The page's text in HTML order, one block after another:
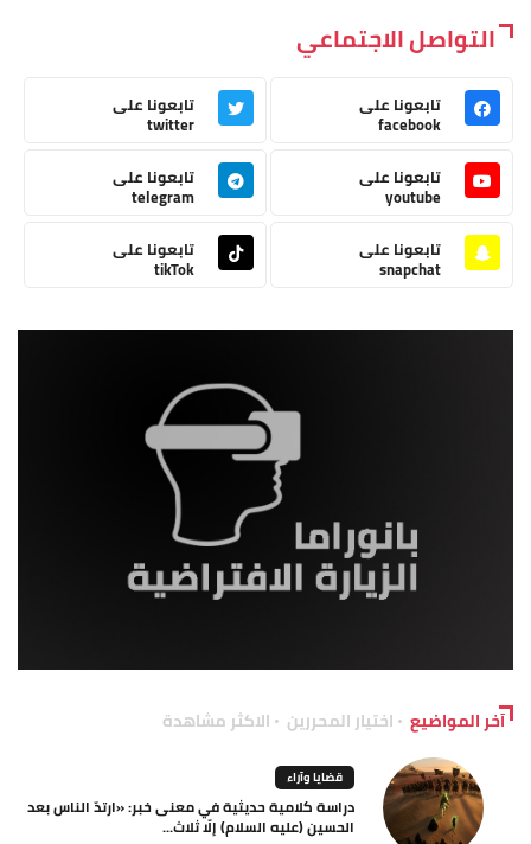
التواصل الاجتماعي
تابعونا على
facebook
تابعونا على
twitter
تابعونا على
youtube
تابعونا على
telegram
تابعونا على
snapchat
تابعونا على
tikTok
آخر المواضيع اختيار المحررين الاكثر مشاهدة
قضايا وآراء
دراسة كلامية حديثية في معنى خبر: «ارتدّ الناس بعد
الحسين (عليه السلام) إلّا ثلاث...